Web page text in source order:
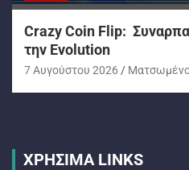
Crazy Coin Flip:
την Evolution
7 Αυγούστου 2026
ΧΡΗΣΙΜΑ LINKS